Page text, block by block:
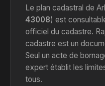
Le plan cadastral de
43008) est
officiel du cadastre.
cadastre est un
Seul un acte de
expert établit les
tous.